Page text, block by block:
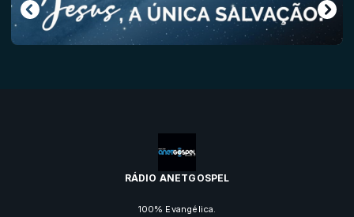
RÁDIO ANETGOSPEL
100% Evangélica.